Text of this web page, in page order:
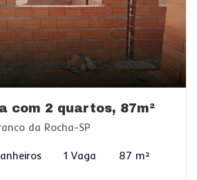
com 2 quartos, 87m²
da Rocha-SP
1 Vaga 87 m²